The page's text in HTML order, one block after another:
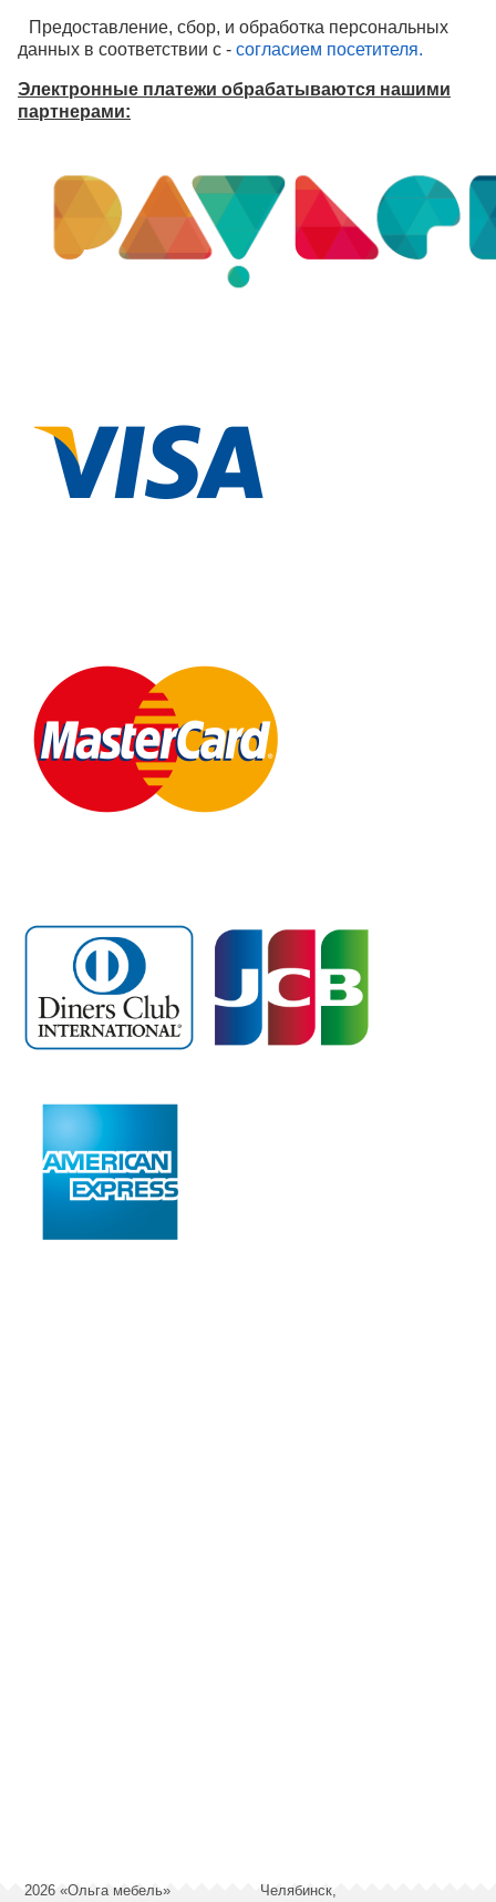
Предоставление, сбор, и обработка персональных
данных в соответствии с - согласием посетителя.
Электронные платежи обрабатываются нашими
партнерами:
2026 «Ольга мебель» Челябинск,